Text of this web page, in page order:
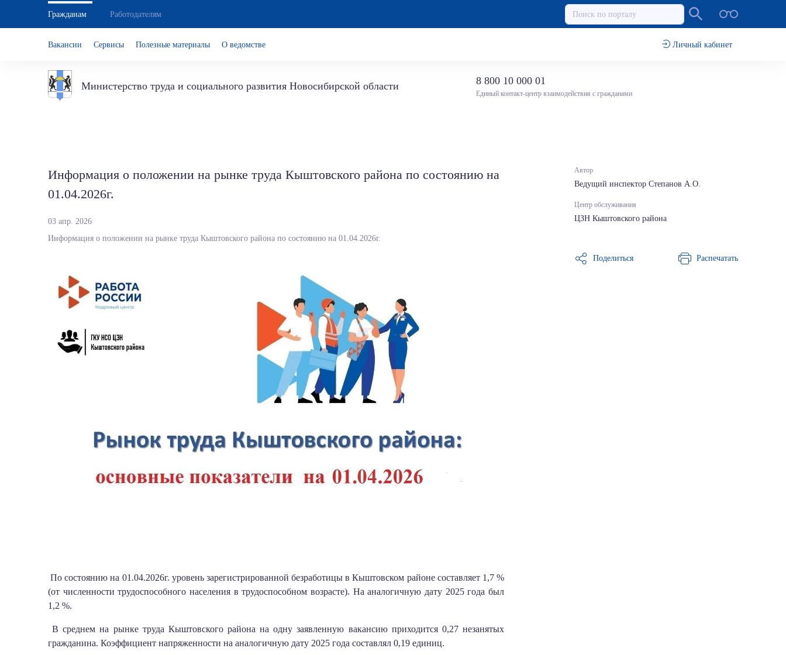
Гражданам Работодателям
Вакансии Сервисы Полезные материалы О ведомстве Личный кабинет
Министерство труда и социального развития Новосибирской области 8 800 10 000 01
Единый контакт-центр взаимодействия с гражданами
Информация о положении на рынке труда Кыштовского района по состоянию на
01.04.2026г.
03 апр. 2026
Информация о положении на рынке труда Кыштовского района по состоянию на 01.04.2026г.
По состоянию на 01.04.2026г. уровень зарегистрированной безработицы в Кыштовском районе составляет 1,7 %
(от численности трудоспособного населения в трудоспособном возрасте). На аналогичную дату 2025 года был
1,2 %.
В среднем на рынке труда Кыштовского района на одну заявленную вакансию приходится 0,27 незанятых
гражданина. Коэффициент напряженности на аналогичную дату 2025 года составлял 0,19 единиц.
Автор
Ведущий инспектор Степанов А.О.
Центр обслуживания
ЦЗН Кыштовского района
Поделиться Распечатать